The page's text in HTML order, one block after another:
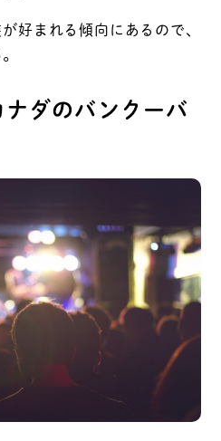
好まれる傾向にあるので、
ダのバンクーバ